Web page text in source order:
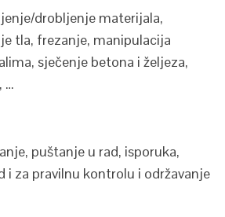
drobljenje materijala,
tla, frezanje, manipulacija
sječenje betona i željeza,
…
puštanje u rad, isporuka,
i za pravilnu kontrolu i održavanje